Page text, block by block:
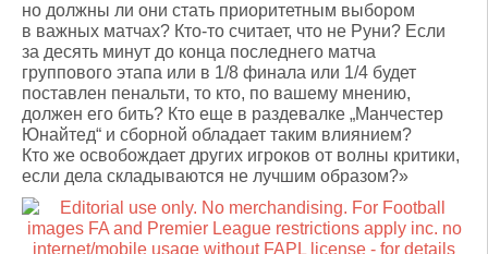
но должны ли они стать приоритетным выбором
в важных матчах? Кто-то считает, что не Руни? Если
за десять минут до конца последнего матча
группового этапа или в 1/8 финала или 1/4 будет
поставлен пенальти, то кто, по вашему мнению,
должен его бить? Кто еще в раздевалке „Манчестер
Юнайтед“ и сборной обладает таким влиянием?
Кто же освобождает других игроков от волны критики,
если дела складываются не лучшим образом?»